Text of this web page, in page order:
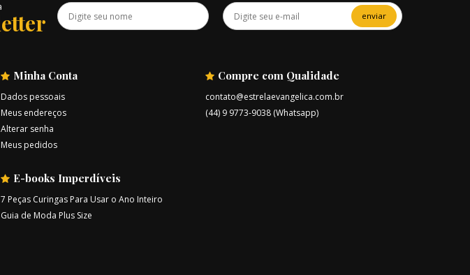
enviar
Minha Conta
Dados pessoais
Meus endereços
Alterar senha
Meus pedidos
E-books Imperdíveis
7 Peças Curingas Para Usar o Ano Inteiro
Guia de Moda Plus Size
Compre com Qualidade
contato@estrelaevangelica.com.br
(44) 9 9773-9038 (Whatsapp)